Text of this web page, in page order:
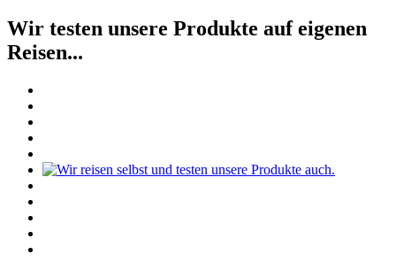
Wir testen unsere Produkte auf eigenen
Reisen...